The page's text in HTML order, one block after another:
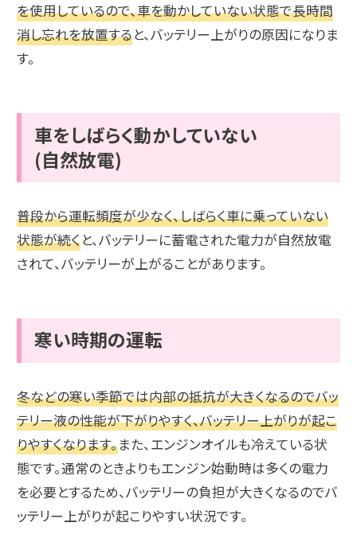
を使用しているので、車を動かしていない状態で長時間
消し忘れを放置すると、バッテリー上がりの原因になりま
す。
車をしばらく動かしていない
(自然放電)
普段から運転頻度が少なく、しばらく車に乗っていない
状態が続くと、バッテリーに蓄電された電力が自然放電
されて、バッテリーが上がることがあります。
寒い時期の運転
冬などの寒い季節では内部の抵抗が大きくなるのでバッ
テリー液の性能が下がりやすく、バッテリー上がりが起こ
りやすくなります。また、エンジンオイルも冷えている状
態です。通常のときよりもエンジン始動時は多くの電力
を必要とするため、バッテリーの負担が大きくなるのでバ
ッテリー上がりが起こりやすい状況です。